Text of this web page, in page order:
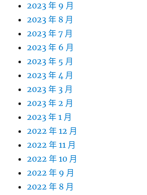
2023 年 9 月
2023 年 8 月
2023 年 7 月
2023 年 6 月
2023 年 5 月
2023 年 4 月
2023 年 3 月
2023 年 2 月
2023 年 1 月
2022 年 12 月
2022 年 11 月
2022 年 10 月
2022 年 9 月
2022 年 8 月